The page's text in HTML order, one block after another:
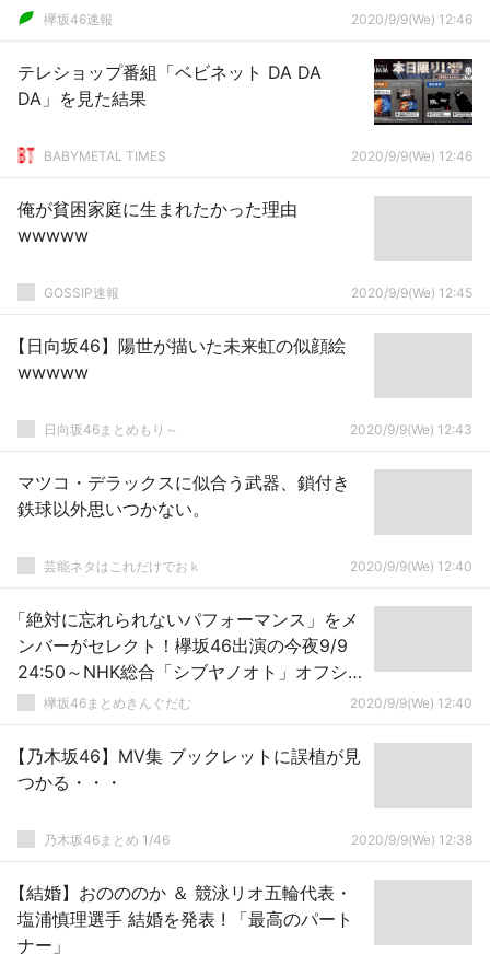
欅坂46速報 2020/9/9(We) 12:46
テレショップ番組「ベビネット DA DA
DA」を見た結果
BABYMETAL TIMES 2020/9/9(We) 12:46
俺が貧困家庭に生まれたかった理由
wwwww
GOSSIP速報 2020/9/9(We) 12:45
【日向坂46】陽世が描いた未来虹の似顔絵
wwwww
日向坂46まとめもり～ 2020/9/9(We) 12:43
マツコ・デラックスに似合う武器、鎖付き
鉄球以外思いつかない。
芸能ネタはこれだけでおｋ 2020/9/9(We) 12:40
「絶対に忘れられないパフォーマンス」をメ
ンバーがセレクト！欅坂46出演の今夜9/9
24:50～NHK総合「シブヤノオト」オフショ
ット公開
欅坂46まとめきんぐだむ 2020/9/9(We) 12:40
【乃木坂46】MV集 ブックレットに誤植が見
つかる・・・
乃木坂46まとめ 1/46 2020/9/9(We) 12:38
【結婚】おのののか ＆ 競泳リオ五輪代表・
塩浦慎理選手 結婚を発表 ! 「最高のパート
ナー」